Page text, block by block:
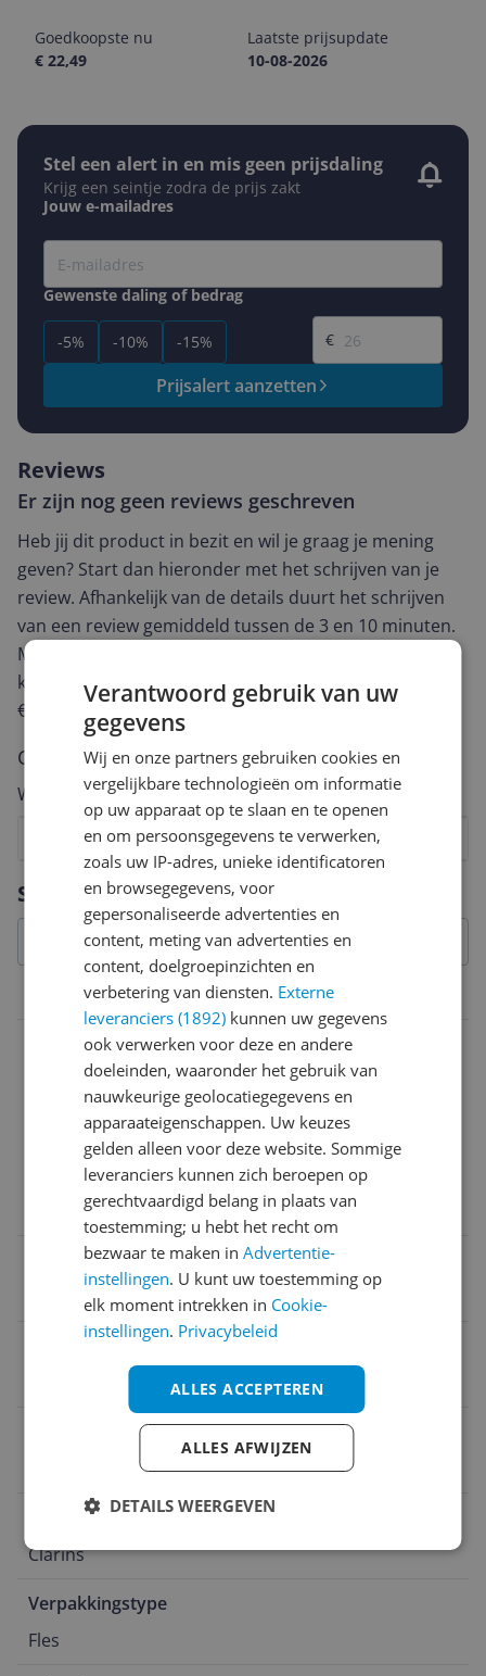
Goedkoopste nu
€ 22,49
Laatste prijsupdate
10-08-2026
Stel een alert in en mis geen prijsdaling
Krijg een seintje zodra de prijs zakt
Jouw e-mailadres
Gewenste daling of bedrag
-5% -10% -15%
Gewenste prijs
€
Prijsalert aanzetten
Specificaties
Overige kenmerken
Ingrediënten
INGREDIENTS : AQUA/WATER/EAU. PROPANEDIOL. P
OLOXAMER 184. GLYCERIN. SODIUM METHYL COCOY
L TAURATE. METHYLPROPANEDIOL. PPG-26-BUTETH-
26. ETHYLHEXYLGLYCERIN. MARIS AQUA/SEA WATER/
EAU DE MER. PEG-40 HYDROGENATED CASTOR OIL.
PARFUM/FRAGRANCE. CAPRYLYL GLYCOL. D
Aantal artikelen in verpakking
Inhoud per dispenser
Fabrikant Naam
Clarins
Verpakkingstype
Fles
Reviews
Er zijn nog geen reviews geschreven
Heb jij dit product in bezit en wil je graag je mening
geven? Start dan hieronder met het schrijven van je
review. Afhankelijk van de details duurt het schrijven
van een review gemiddeld tussen de 3 en 10 minuten.
Met jouw mening help je andere bezoekers een betere
keuze te maken én maak je iedere maand kans op
€250,-!
Klik hier voor de actievoorwaarden.
Cijfer
Welk cijfer geef jij dit product?
8
7
6
5
4
3
2
Verantwoord gebruik van uw
gegevens
Wij en onze partners gebruiken cookies en
vergelijkbare technologieën om informatie
op uw apparaat op te slaan en te openen
en om persoonsgegevens te verwerken,
zoals uw IP-adres, unieke identificatoren
en browsegegevens, voor
gepersonaliseerde advertenties en
content, meting van advertenties en
content, doelgroepinzichten en
verbetering van diensten. Externe
leveranciers (1892) kunnen uw gegevens
ook verwerken voor deze en andere
doeleinden, waaronder het gebruik van
nauwkeurige geolocatiegegevens en
apparaateigenschappen. Uw keuzes
gelden alleen voor deze website. Sommige
leveranciers kunnen zich beroepen op
gerechtvaardigd belang in plaats van
toestemming; u hebt het recht om
bezwaar te maken inAdvertentie-
instellingen. U kunt uw toestemming op
elk moment intrekken in Cookie-
instellingen. Privacybeleid
ALLES ACCEPTEREN
ALLES AFWIJZEN
DETAILS WEERGEVEN